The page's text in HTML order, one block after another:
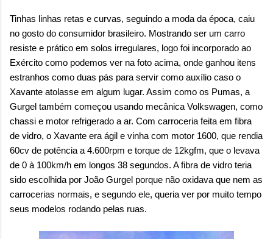
Tinhas linhas retas e curvas, seguindo a moda da época, caiu
no gosto do consumidor brasileiro. Mostrando ser um carro
resiste e prático em solos irregulares, logo foi incorporado ao
Exército como podemos ver na foto acima, onde ganhou itens
estranhos como duas pás para servir como auxílio caso o
Xavante atolasse em algum lugar. Assim como os Pumas, a
Gurgel também começou usando mecânica Volkswagen, como
chassi e motor refrigerado a ar. Com carroceria feita em fibra
de vidro, o Xavante era ágil e vinha com motor 1600, que rendia
60cv de potência a 4.600rpm e torque de 12kgfm, que o levava
de 0 à 100km/h em longos 38 segundos. A fibra de vidro teria
sido escolhida por João Gurgel porque não oxidava que nem as
carrocerias normais, e segundo ele, queria ver por muito tempo
seus modelos rodando pelas ruas.